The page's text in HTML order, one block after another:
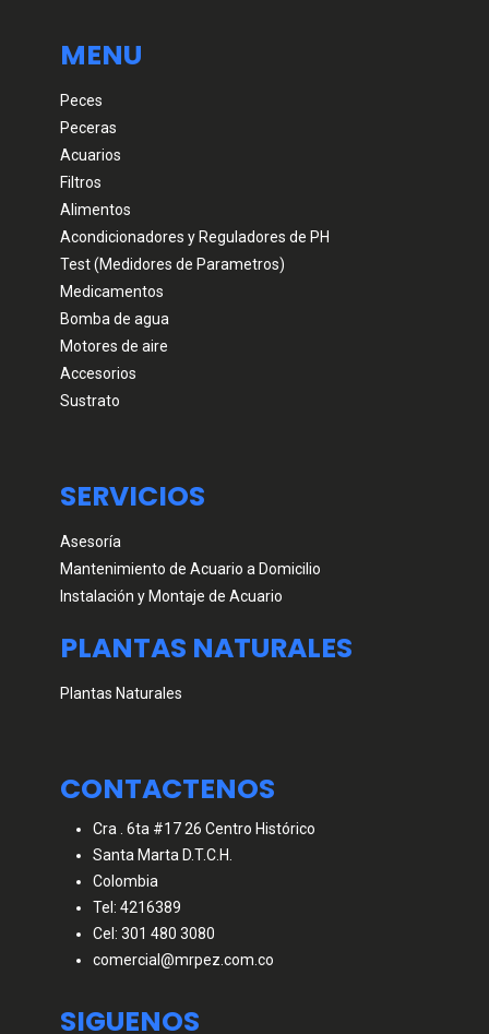
MENU
Peces
Peceras
Acuarios
Filtros
Alimentos
Acondicionadores y Reguladores de PH
Test (Medidores de Parametros)
Medicamentos
Bomba de agua
Motores de aire
Accesorios
Sustrato
SERVICIOS
Asesoría
Mantenimiento de Acuario a Domicilio
Instalación y Montaje de Acuario
PLANTAS NATURALES
Plantas Naturales
CONTACTENOS
Cra . 6ta #17 26 Centro Histórico
Santa Marta D.T.C.H.
Colombia
Tel: 4216389
Cel: 301 480 3080
comercial@mrpez.com.co
SIGUENOS